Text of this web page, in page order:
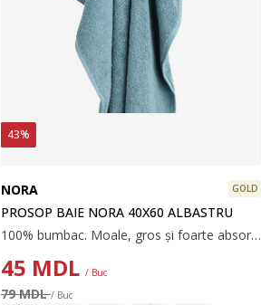
43%
NORA GOLD
PROSOP BAIE NORA 40X60 ALBASTRU
100% bumbac. Moale, gros și foarte absorbant. 600 g/m². 40x60 cm
45 MDL / Buc
79 MDL/ Buc